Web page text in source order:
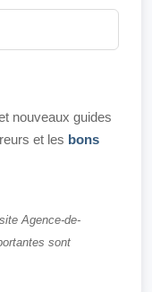
nouveaux guides
et les bons
Agence-de-
sont